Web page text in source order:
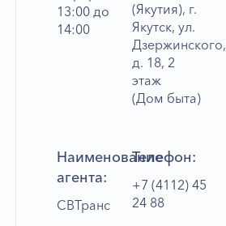
13:00 до
14:00
(Якутия), г.
Якутск, ул.
Дзержинского,
д. 18, 2
этаж
(Дом быта)
Наименование
агента:
СВТранс
Телефон:
+7 (4112) 45
24 88